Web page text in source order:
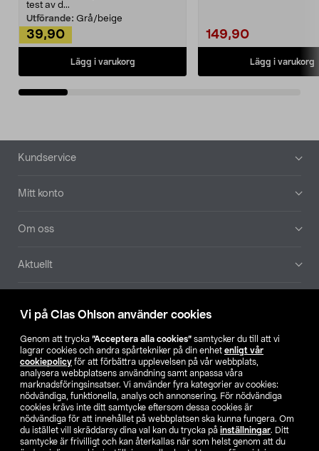
Vi på Clas Ohlson använder cookies
Genom att trycka ”Acceptera alla cookies” samtycker du till att vi
lagrar cookies och andra spårtekniker på din enhet enligt vår
cookiepolicy för att förbättra upplevelsen på vår webbplats,
analysera webbplatsens användning samt anpassa våra
marknadsföringsinsatser. Vi använder fyra kategorier av cookies:
nödvändiga, funktionella, analys och annonsering. För nödvändiga
cookies krävs inte ditt samtycke eftersom dessa cookies är
nödvändiga för att innehållet på webbplatsen ska kunna fungera. Om
du istället vill skräddarsy dina val kan du trycka på inställningar. Ditt
samtycke är frivilligt och kan återkallas när som helst genom att du
test av d...
Utförande: Grå/beige
39,90
Lägg i varukorg
149,90
Lägg i varukorg
Sidfot
Kundservice
Mitt konto
Om oss
Aktuellt
Hitta butik
SE NO FI